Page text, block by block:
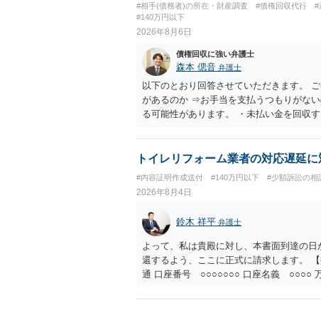
#相手(債務者)の所在・財産調査 #債権回収代行 #
#140万円以下
2026年8月6日
債権回収に強い弁護士
森本 偲音 弁護士
以下のとおり回答させていただきます。
があるのか ⇒お手当を支払うつもりがな
る可能性があります。 ・未払い金を回収
であるため、公序良俗に反する契約とし
い可能性が高いです。 ・相手の氏名や住
トイレリフォーム業者の対応遅延
#内容証明作成送付 #140万円以下 #少額訴訟の相
2026年8月4日
鈴木 祥平 弁護士
よって、私は貴殿に対し、本書面到達の
還するよう、ここに正式に請求しま
通 口座番号 ○○○○○○○ 口座名義 ○○○○ 万
を求める民事訴訟、支払督促その他必要